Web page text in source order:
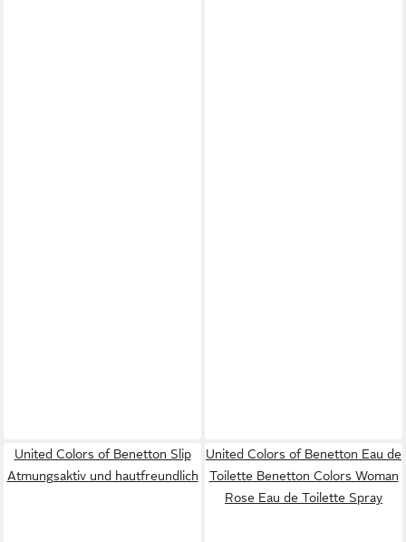
United Colors of Benetton Slip
Atmungsaktiv und hautfreundlich
United Colors of Benetton Eau de
Toilette Benetton Colors Woman
Rose Eau de Toilette Spray